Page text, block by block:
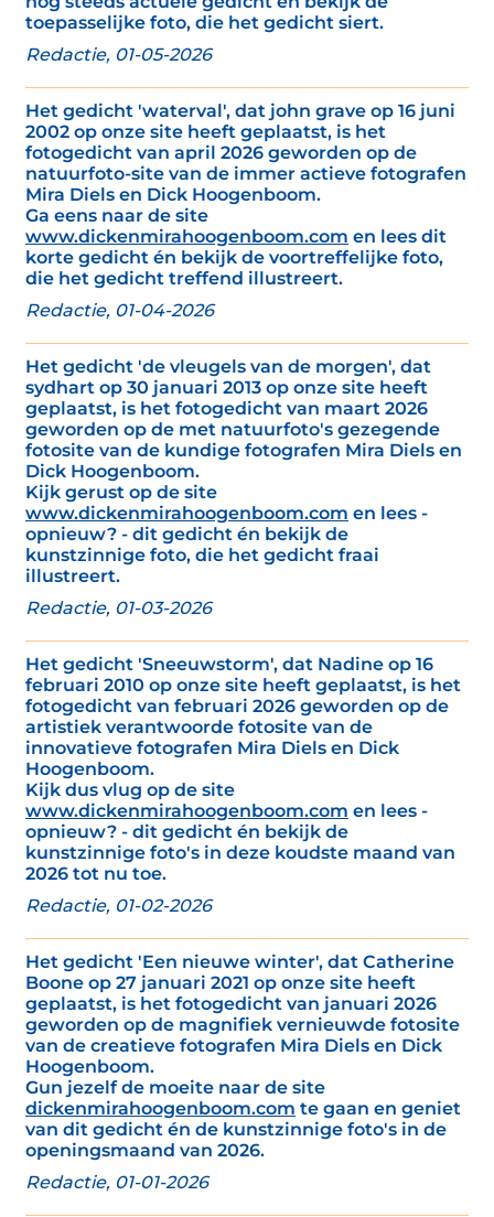
toepasselijke foto, die het gedicht siert.
Redactie, 01-05-2026
Het gedicht 'waterval', dat john grave op 16 juni
2002 op onze site heeft geplaatst, is het
fotogedicht van april 2026 geworden op de
natuurfoto-site van de immer actieve fotografen
Mira Diels en Dick Hoogenboom.
Ga eens naar de site
www.dickenmirahoogenboom.com en lees dit
korte gedicht én bekijk de voortreffelijke foto,
die het gedicht treffend illustreert.
Redactie, 01-04-2026
Het gedicht 'de vleugels van de morgen', dat
sydhart op 30 januari 2013 op onze site heeft
geplaatst, is het fotogedicht van maart 2026
geworden op de met natuurfoto's gezegende
fotosite van de kundige fotografen Mira Diels en
Dick Hoogenboom.
Kijk gerust op de site
www.dickenmirahoogenboom.com en lees -
opnieuw? - dit gedicht én bekijk de
kunstzinnige foto, die het gedicht fraai
illustreert.
Redactie, 01-03-2026
Het gedicht 'Sneeuwstorm', dat Nadine op 16
februari 2010 op onze site heeft geplaatst, is het
fotogedicht van februari 2026 geworden op de
artistiek verantwoorde fotosite van de
innovatieve fotografen Mira Diels en Dick
Hoogenboom.
Kijk dus vlug op de site
www.dickenmirahoogenboom.com en lees -
opnieuw? - dit gedicht én bekijk de
kunstzinnige foto's in deze koudste maand van
2026 tot nu toe.
Redactie, 01-02-2026
Het gedicht 'Een nieuwe winter', dat Catherine
Boone op 27 januari 2021 op onze site heeft
geplaatst, is het fotogedicht van januari 2026
geworden op de magnifiek vernieuwde fotosite
van de creatieve fotografen Mira Diels en Dick
Hoogenboom.
Gun jezelf de moeite naar de site
dickenmirahoogenboom.com te gaan en geniet
van dit gedicht én de kunstzinnige foto's in de
openingsmaand van 2026.
Redactie, 01-01-2026